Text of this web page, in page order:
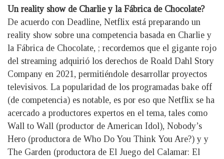
Un reality show de Charlie y la Fábrica de Chocolate?
De acuerdo con Deadline, Netflix está preparando un
reality show sobre una competencia basada en Charlie y
la Fábrica de Chocolate, ; recordemos que el gigante rojo
del streaming adquirió los derechos de Roald Dahl Story
Company en 2021, permitiéndole desarrollar proyectos
televisivos. La popularidad de los programadas bake off
(de competencia) es notable, es por eso que Netflix se ha
acercado a productores expertos en el tema, tales como
Wall to Wall (productor de American Idol), Nobody’s
Hero (productora de Who Do You Think You Are?) y y
The Garden (productora de El Juego del Calamar: El